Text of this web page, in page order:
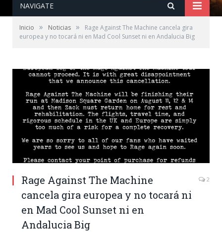
NAVIGATE
Inicio » Noticias »
Rage Against The Machine cancela gira
europea y no tocará ni en Mad Cool Sunset ni en Andalucia Big
Rage Against The Machine
cancela gira europea y no tocará ni
en Mad Cool Sunset ni en
Andalucia Big
2